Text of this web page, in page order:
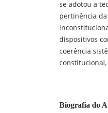
se adotou a
pertinência
dispositivos
coerência
Biografia do